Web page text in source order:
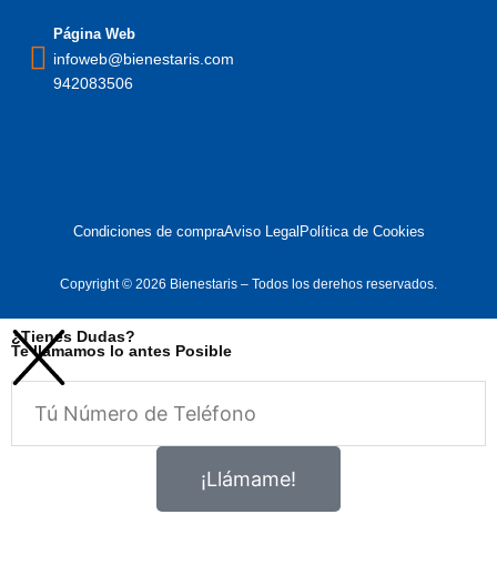
Página Web
infoweb@bienestaris.com
942083506
Copyright © 2026 Bienestaris – Todos los derehos reservados.
Condiciones de compraAviso Legal Política de Cookies
¿Tienes Dudas?
Te llamamos lo antes Posible
¡Llámame!